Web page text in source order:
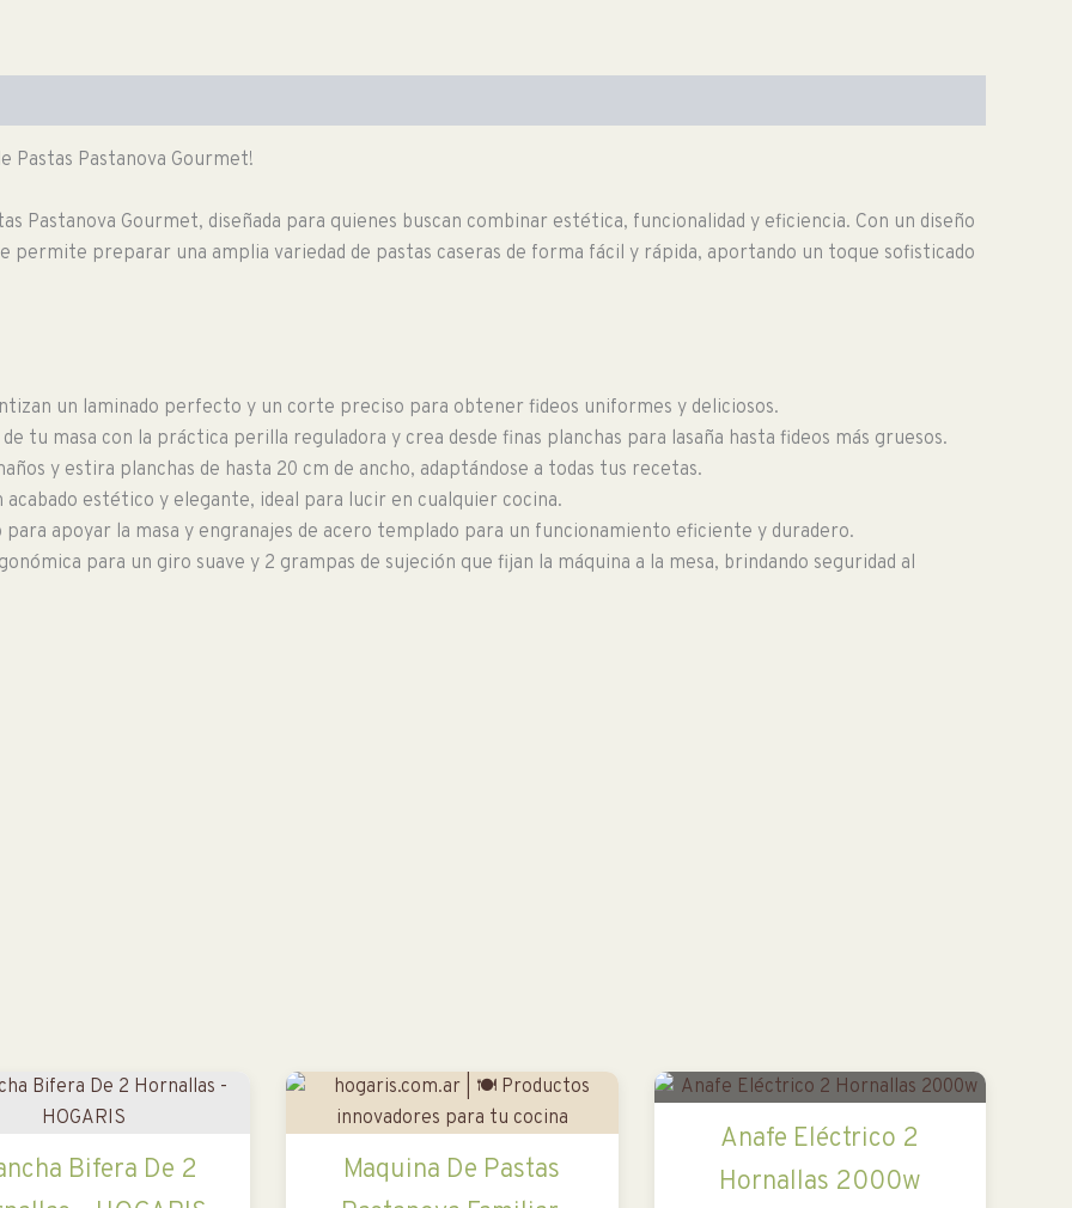
Pastas Pastanova Gourmet!
Pastanova Gourmet, diseñada para quienes buscan combinar estética, funcionalidad y eficiencia. Con un diseño
permite preparar una amplia variedad de pastas caseras de forma fácil y rápida, aportando un toque sofisticado
un laminado perfecto y un corte preciso para obtener fideos uniformes y deliciosos.
tu masa con la práctica perilla reguladora y crea desde finas planchas para lasaña hasta fideos más gruesos.
y estira planchas de hasta 20 cm de ancho, adaptándose a todas tus recetas.
estético y elegante, ideal para lucir en cualquier cocina.
apoyar la masa y engranajes de acero templado para un funcionamiento eficiente y duradero.
para un giro suave y 2 grampas de sujeción que fijan la máquina a la mesa, brindando seguridad al
Bifera De 2
Maquina De Pastas
Anafe Eléctrico 2
Hornallas 2000w